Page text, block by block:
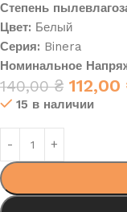
Степень
Цвет: Белый
Серия: Binera
Номинальное
140,00₴ 112,00
15 в наличии